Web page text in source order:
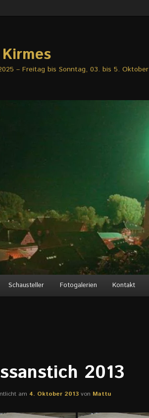
– Freitag bis Sonntag, 03. bis 5. Oktober
Schausteller Fotogalerien Kontakt
2013
am 4. Oktober 2013 von Mattu